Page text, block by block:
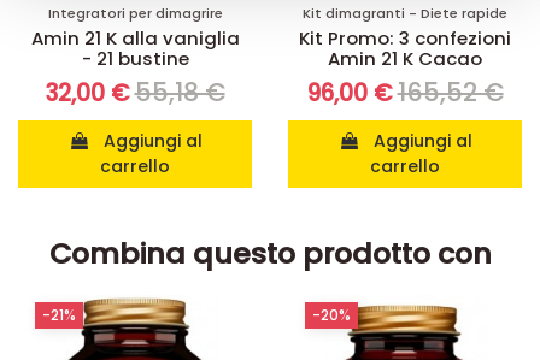
Integratori per dimagrire
Amin 21 K alla vaniglia
- 21 bustine
32,00 €55,18 €
carrello
Kit dimagranti - Diete rapide
Kit Promo: 3 confezioni
Amin 21 K Cacao
96,00 €165,52 €
carrello
Combina questo prodotto con
-21% -20%